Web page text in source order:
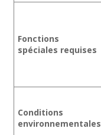
Fonctions
spéciales requises
Conditions
environnementales